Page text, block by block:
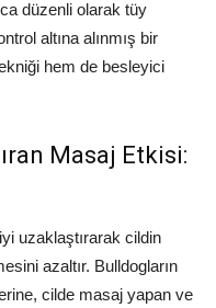
düzenli olarak tüy
altına alınmış bir
hem de besleyici
Masaj Etkisi:
uzaklaştırarak cildin
azaltır. Bulldogların
cilde masaj yapan ve